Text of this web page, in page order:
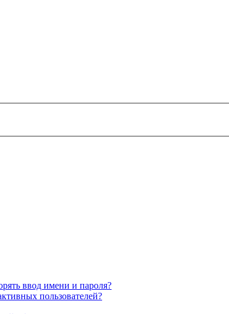
ввод имени и пароля?
пользователей?